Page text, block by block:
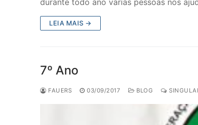
LEIA MAIS →
7º Ano
FAUERS 03/09/2017 BLOG